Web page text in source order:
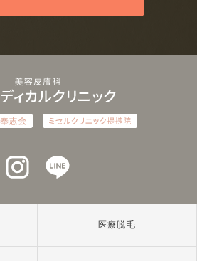
インスタグラム
医療脱毛